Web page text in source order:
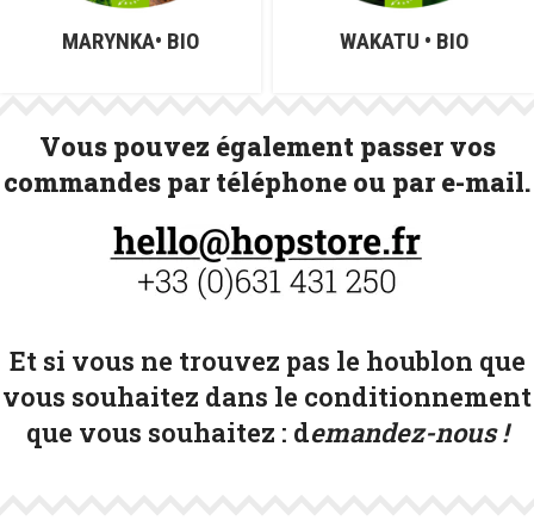
MARYNKA• BIO WAKATU • BIO
Vous pouvez également passer vos
commandes par téléphone ou par e-mail.
Et si vous ne trouvez pas le houblon que
vous souhaitez dans le conditionnement
que vous souhaitez : demandez-nous !